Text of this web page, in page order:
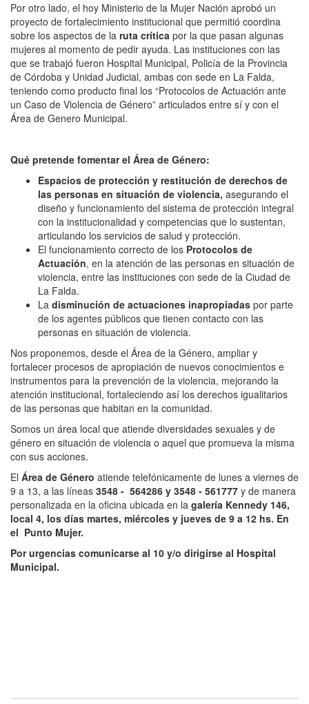
Por otro lado, el hoy Ministerio de la Mujer Nación aprobó un
proyecto de fortalecimiento institucional que permitió coordina
sobre los aspectos de la ruta crítica por la que pasan algunas
mujeres al momento de pedir ayuda. Las instituciones con las
que se trabajó fueron Hospital Municipal, Policía de la Provincia
de Córdoba y Unidad Judicial, ambas con sede en La Falda,
teniendo como producto final los “Protocolos de Actuación ante
un Caso de Violencia de Género” articulados entre sí y con el
Área de Genero Municipal.
Qué pretende fomentar el Área de Género:
Espacios de protección y restitución de derechos de
las personas en situación de violencia, asegurando el
diseño y funcionamiento del sistema de protección integral
con la institucionalidad y competencias que lo sustentan,
articulando los servicios de salud y protección.
El funcionamiento correcto de los Protocolos de
Actuación, en la atención de las personas en situación de
violencia, entre las instituciones con sede de la Ciudad de
La Falda.
La disminución de actuaciones inapropiadas por parte
de los agentes públicos que tienen contacto con las
personas en situación de violencia.
Nos proponemos, desde el Área de la Género, ampliar y
fortalecer procesos de apropiación de nuevos conocimientos e
instrumentos para la prevención de la violencia, mejorando la
atención institucional, fortaleciendo así los derechos igualitarios
de las personas que habitan en la comunidad.
Somos un área local que atiende diversidades sexuales y de
género en situación de violencia o aquel que promueva la misma
con sus acciones.
El Área de Género atiende telefónicamente de lunes a viernes de
9 a 13, a las líneas 3548 - 564286 y 3548 - 561777 y de manera
personalizada en la oficina ubicada en la galería Kennedy 146,
local 4, los días martes, miércoles y jueves de 9 a 12 hs. En
el Punto Mujer.
Por urgencias comunicarse al 10 y/o dirigirse al Hospital
Municipal.